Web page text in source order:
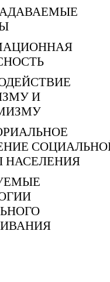
И
НАСЕЛЕНИЯ